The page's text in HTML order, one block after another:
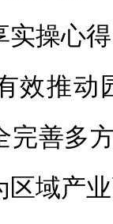
实操心
效推动
完善多
域产